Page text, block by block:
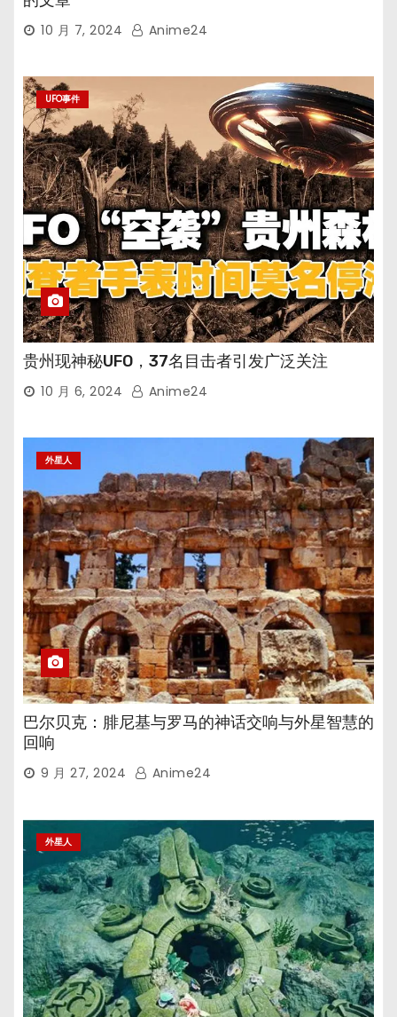
10 月 7, 2024 Anime24
UFO事件
贵州现神秘UFO，37名目击者引发广泛关注
10 月 6, 2024 Anime24
外星人
巴尔贝克：腓尼基与罗马的神话交响与外星智慧的
回响
9 月 27, 2024 Anime24
外星人